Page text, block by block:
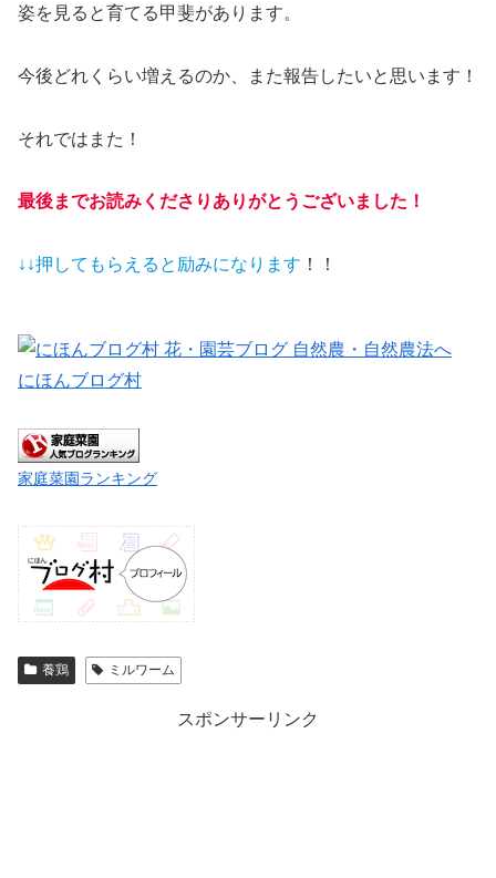
姿を見ると育てる甲斐があります。
今後どれくらい増えるのか、また報告したいと思います！
それではまた！
最後までお読みくださりありがとうございました！
↓↓押してもらえると 励みになります ！！
にほんブログ村
家庭菜園ランキング
養鶏 ミルワーム
スポンサーリンク